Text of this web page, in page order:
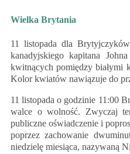
Wielka Brytania
11 listopada dla
kanadyjskiego kapitana
kwitnących pomiędzy białymi
Kolor kwiatów nawiązuje do
11 listopada o godzinie 11:00
walce o wolność. Zwyczaj
publiczne oświadczenie i
poprzez zachowanie
niedzielę miesiąca, nazywaną